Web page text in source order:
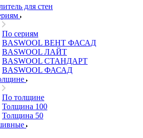
для стен
По сериям
BASWOOL ВЕНТ ФАСАД
BASWOOL ЛАЙТ
BASWOOL СТАНДАРТ
BASWOOL ФАСАД
По толщине
Толщина 100
Толщина 50